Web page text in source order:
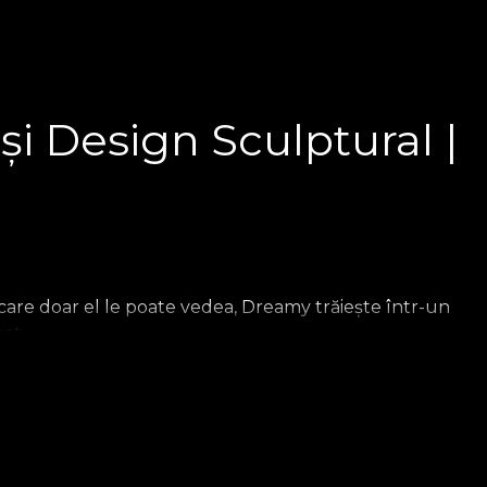
Design Sculptural |
doar el le poate vedea, Dreamy trăiește într-un